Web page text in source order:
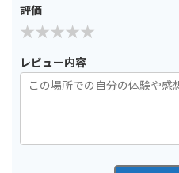
評価
レビュー内容